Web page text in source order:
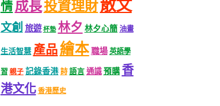
情成長投資理財散文
文創 旅遊 杯墊 林夕 林夕心簡 油畫
生活智慧 產品繪本職場 英語學
習 親子 記錄香港 詩 語言通識預購香
港文化 香港歷史